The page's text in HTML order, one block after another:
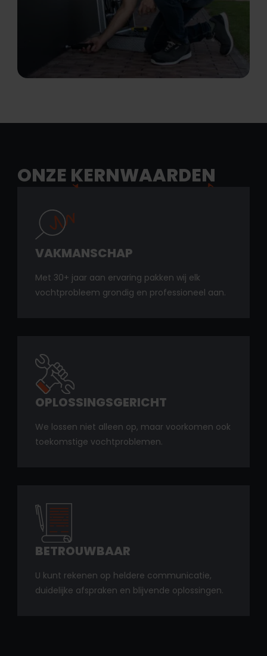
ONZE KERNWAARDEN
VAKMANSCHAP
Met 30+ jaar aan ervaring pakken wij elk
vochtprobleem grondig en professioneel aan.
OPLOSSINGSGERICHT
We lossen niet alleen op, maar voorkomen ook
toekomstige vochtproblemen.
BETROUWBAAR
U kunt rekenen op heldere communicatie,
duidelijke afspraken en blijvende oplossingen.